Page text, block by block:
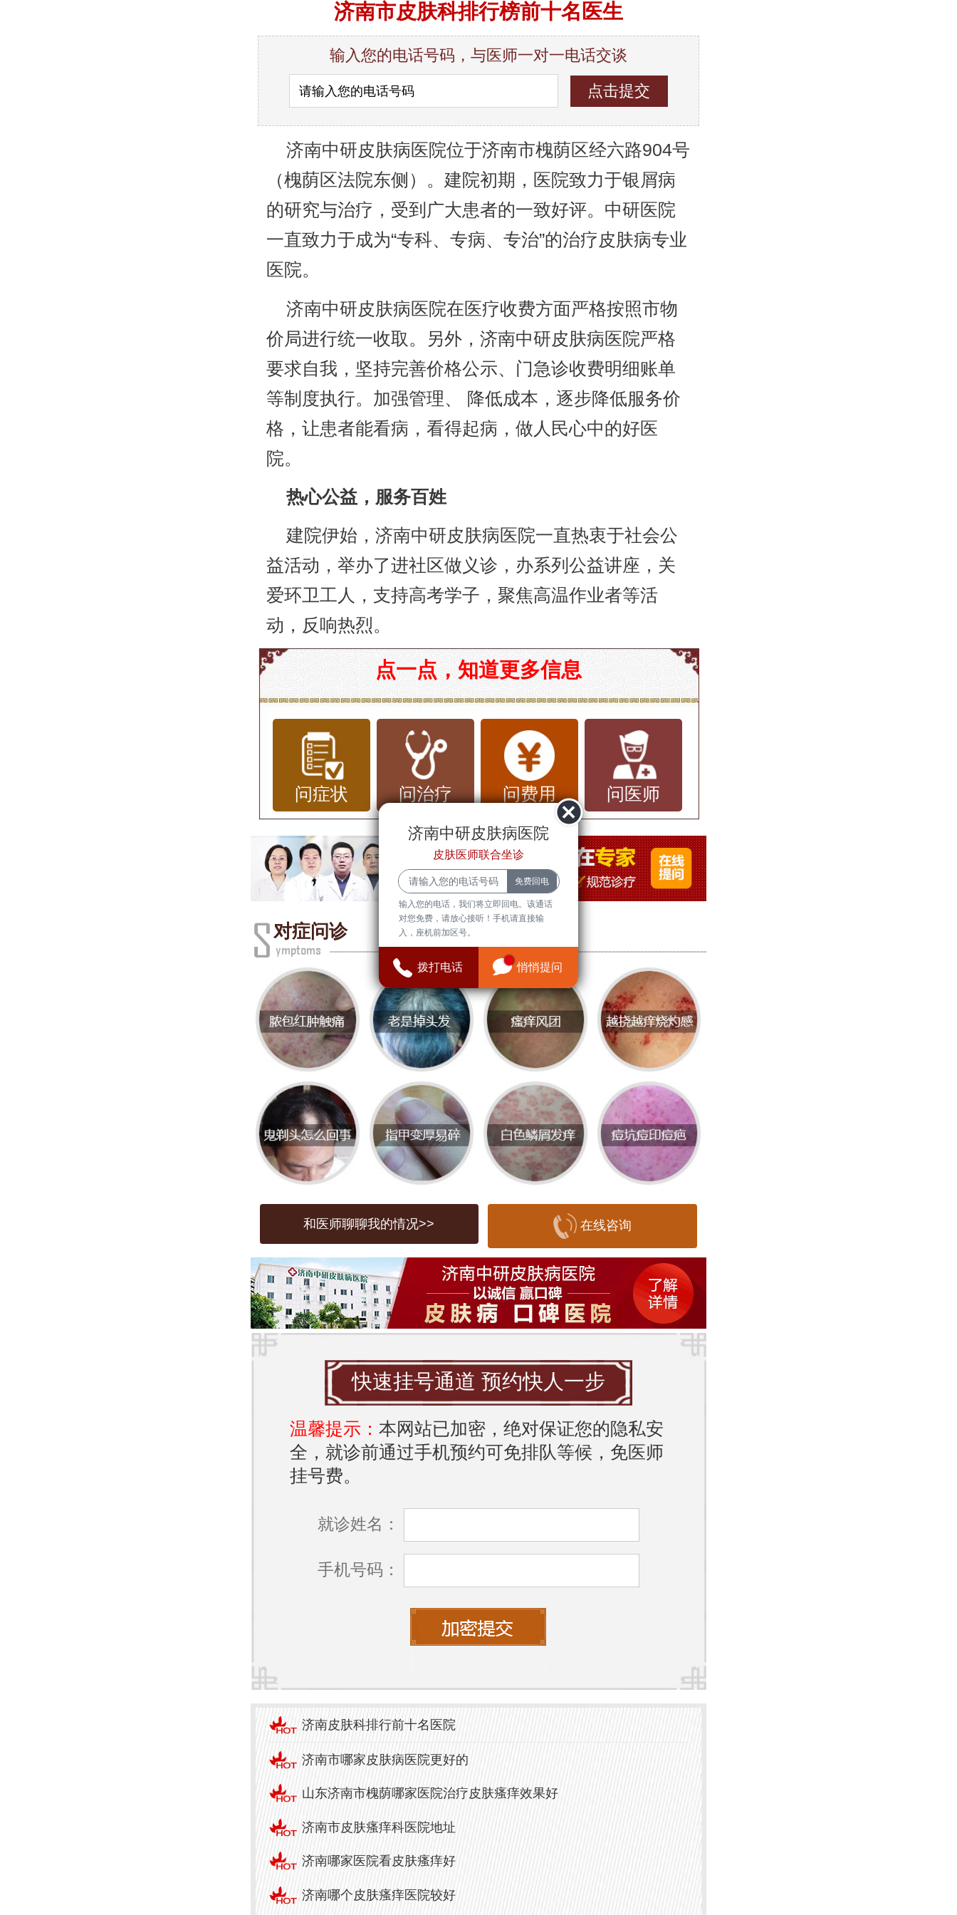
济南市皮肤科排行榜前十名医生
输入您的电话号码，与医师一对一电话交谈
济南中研皮肤病医院位于济南市槐荫区经六路904号
（槐荫区法院东侧）。建院初期，医院致力于银屑病
的研究与治疗，受到广大患者的一致好评。中研医院
一直致力于成为“专科、专病、专治”的治疗皮肤病专业
医院。
济南中研皮肤病医院在医疗收费方面严格按照市物
价局进行统一收取。另外，济南中研皮肤病医院严格
要求自我，坚持完善价格公示、门急诊收费明细账单
等制度执行。加强管理、 降低成本，逐步降低服务价
格，让患者能看病，看得起病，做人民心中的好医
院。
热心公益，服务百姓
建院伊始，济南中研皮肤病医院一直热衷于社会公
益活动，举办了进社区做义诊，办系列公益讲座，关
爱环卫工人，支持高考学子，聚焦高温作业者等活
动，反响热烈。
济南市皮肤科排行榜前十名医生
在中国的医疗体系中，济南作为省会，拥有众多优秀
的医疗资源和专业的医生。皮肤科作为一个重要的医
学分支，涉及到皮肤病的诊断、治疗和预防。本文将
为您介绍济南市皮肤科排行榜前十名医生，并提供一
些健康常识和护理建议。
济南医疗水平
济南的医疗水平在全国范围内处于领先地位，拥有多
家正规医院和众多专业的皮肤科医生。这里的医生不
仅具备扎实的医学基础，还常常参与国内外的学术交
流，紧跟医学前沿。患者在这里可以获得高质量的医
疗服务和个性化的治疗方案。
济南市皮肤科医生推荐
1. **于坡** -
济南中研皮肤病医院主任，擅长各种皮肤
病的诊断与治疗，尤其在银屑病和湿疹方面有丰富的
临床经验。
于皮肤肿瘤的早期诊断和治疗，深受患者信赖。
3. **于坡** - 济南中研皮肤病医院主任，致力于皮肤美
容和激光治疗，拥有多年的临床经验。
4. **赵医生** - 济南中研皮肤病医院主任，结合中西医
治疗皮肤病，尤其在痤疮和皮肤过敏方面有独到见
5. **陈医生** - 济南中研皮肤病医院副主任医师，擅长
皮肤感染和性传播疾病的诊治。
病的基础研究和临床应用，发表多篇学术论文。
7. **孙医生** - 济南中研皮肤病医院副主任医师，擅长
8. **周医生** - 济南中研皮肤病医院主任，专注于儿童
9. **郑医生** - 济南中研皮肤病医院副主任医师，擅长
皮肤病的综合治疗，尤其在白癜风和荨麻疹方面有独
特疗法。
10. **何医生** - 济南市中研皮肤病医院皮肤科主任，
专注于皮肤病的预防和健康教育，积极推广皮肤健康
知识。
点一点，知道更多信息
问症状 问治疗 问费用 问医师
对症问诊
和医师聊聊我的情况>> 在线咨询
快速挂号通道 预约快人一步
温馨提示：本网站已加密，绝对保证您的隐私安
全，就诊前通过手机预约可免排队等候，免医师
挂号费。
就诊姓名：
手机号码：
济南皮肤科排行前十名医院
济南市哪家皮肤病医院更好的
山东济南市槐荫哪家医院治疗皮肤瘙痒效果好
济南市皮肤瘙痒科医院地址
济南哪家医院看皮肤瘙痒好
济南哪个皮肤瘙痒医院较好
济南中研皮肤病医院
皮肤医师联合坐诊
输入您的电话，我们将立即回电。该通话
对您免费，请放心接听！手机请直接输
入，座机前加区号。
拨打电话 悄悄提问